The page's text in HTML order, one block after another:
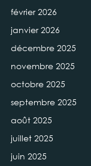
février 2026
janvier 2026
décembre 2025
novembre 2025
octobre 2025
septembre 2025
août 2025
juillet 2025
juin 2025